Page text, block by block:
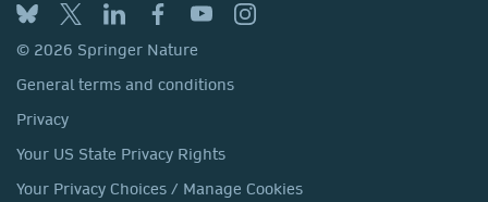
BMC
Discover
Macmillan Education
Springer Health+
© 2026 Springer Nature
General terms and conditions
Privacy
Your US State Privacy Rights
Your Privacy Choices / Manage Cookies